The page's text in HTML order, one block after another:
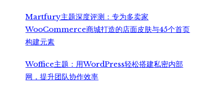
Martfury主题深度评测：专为多卖家
WooCommerce商城打造的店面皮肤与45个首页
构建元素
Woffice主题：用WordPress轻松搭建私密内部
网，提升团队协作效率